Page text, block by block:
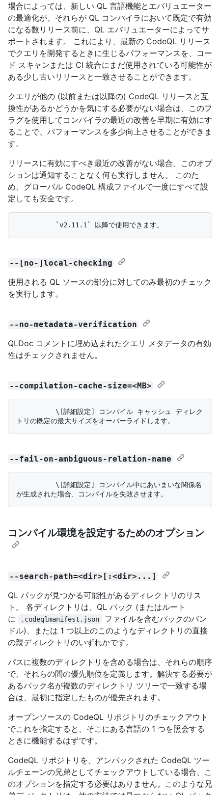
場合によっては、新しい QL 言語機能とエバリュエーター
の最適化が、それらが QL コンパイラにおいて既定で有効
になる数リリース前に、QL エバリュエーターによってサ
ポートされます。 これにより、最新の CodeQL リリース
でクエリを開発するときに生じるパフォーマンスを、コー
ド スキャンまたは CI 統合にまだ使用されている可能性が
ある少し古いリリースと一致させることができます。
クエリが他の (以前または以降の) CodeQL リリースと互
換性があるかどうかを気にする必要がない場合は、このフ
ラグを使用してコンパイラの最近の改善を早期に有効にす
ることで、パフォーマンスを多少向上させることができま
す。
リリースに有効にすべき最近の改善がない場合、このオプ
ションは通知することなく何も実行しません。 このた
め、グローバル CodeQL 構成ファイルで一度にすべて設
定しても安全です。
--[no-]local-checking
使用される QL ソースの部分に対してのみ最初のチェック
を実行します。
--no-metadata-verification
QLDoc コメントに埋め込まれたクエリ メタデータの有効
性はチェックされません。
--compilation-cache-size=<MB>
--fail-on-ambiguous-relation-name
コンパイル環境を設定するためのオプション
--search-path=<dir>[:<dir>...]
QL パックが見つかる可能性があるディレクトリのリス
ト。 各ディレクトリは、QL パック (またはルート
に
.codeqlmanifest.json
ファイルを含むパックのバン
ドル)、または 1 つ以上のこのようなディレクトリの直接
の親ディレクトリのいずれかです。
パスに複数のディレクトリを含める場合は、それらの順序
で、それらの間の優先順位を定義します。解決する必要が
あるパック名が複数のディレクトリ ツリーで一致する場
合は、最初に指定したものが優先されます。
オープンソースの CodeQL リポジトリのチェックアウト
でこれを指定すると、そこにある言語の 1 つを照会する
ときに機能するはずです。
CodeQL リポジトリを、アンパックされた CodeQL ツー
ルチェーンの兄弟としてチェックアウトしている場合、こ
のオプションを指定する必要はありません。このような兄